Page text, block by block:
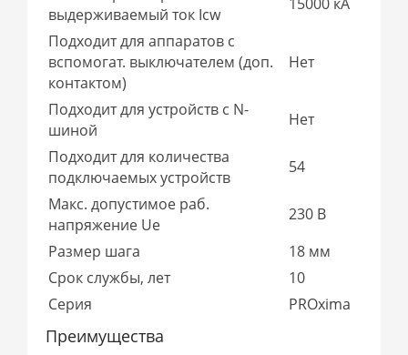
выдерживаемый ток Icw
Подходит для аппаратов с
вспомогат. выключателем (доп.
контактом)
Нет
Подходит для устройств с N-
шиной
Нет
Подходит для количества
подключаемых устройств
54
Макс. допустимое раб.
напряжение Ue
230 В
Размер шага
18 мм
Срок службы, лет
10
Серия
PROxima
Преимущества